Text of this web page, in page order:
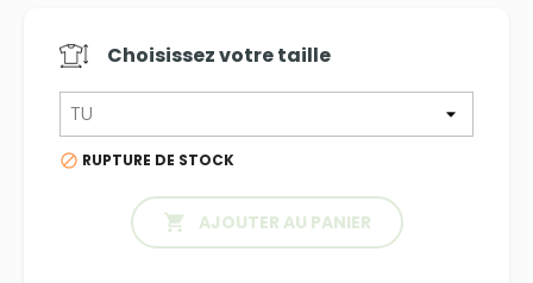
Choisissez votretaille
 RUPTURE DE STOCK
 AJOUTER AU PANIER